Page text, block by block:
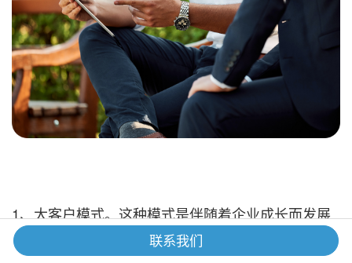
1、大客户模式。这种模式是伴随着企业成长而发展
起来的，主要是围绕大客户的业务来做招聘，即在一
联系我们